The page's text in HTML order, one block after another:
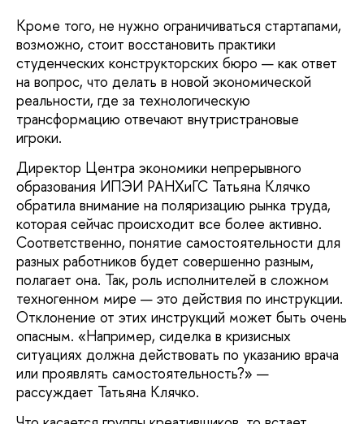
Кроме того, не нужно ограничиваться стартапами,
возможно, стоит восстановить практики
студенческих конструкторских бюро — как ответ
на вопрос, что делать в новой экономической
реальности, где за технологическую
трансформацию отвечают внутристрановые
игроки.
Директор Центра экономики непрерывного
образования ИПЭИ РАНХиГС Татьяна Клячко
обратила внимание на поляризацию рынка труда,
которая сейчас происходит все более активно.
Соответственно, понятие самостоятельности для
разных работников будет совершенно разным,
полагает она. Так, роль исполнителей в сложном
техногенном мире — это действия по инструкции.
Отклонение от этих инструкций может быть очень
опасным. «Например, сиделка в кризисных
ситуациях должна действовать по указанию врача
или проявлять самостоятельность?» —
рассуждает Татьяна Клячко.